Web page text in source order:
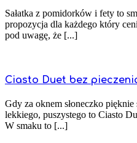
Sałatka z pomidorków i fety to
propozycja dla każdego który
pod uwagę, że [...]
Ciasto Duet bez
Gdy za oknem słoneczko
lekkiego, puszystego to Ciasto
W smaku to [...]